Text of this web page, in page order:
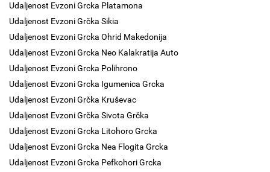
Udaljenost Evzoni Grcka Platamona
Udaljenost Evzoni Grčka Sikia
Udaljenost Evzoni Grcka Ohrid Makedonija
Udaljenost Evzoni Grcka Neo Kalakratija Auto
Udaljenost Evzoni Grcka Polihrono
Udaljenost Evzoni Grcka Igumenica Grcka
Udaljenost Evzoni Grčka Kruševac
Udaljenost Evzoni Grčka Sivota Grčka
Udaljenost Evzoni Grcka Litohoro Grcka
Udaljenost Evzoni Grcka Nea Flogita Grcka
Udaljenost Evzoni Grcka Pefkohori Grcka